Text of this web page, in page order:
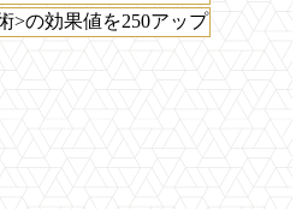
>の効果値を250アップ